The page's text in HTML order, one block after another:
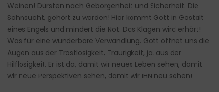
Weinen! Dürsten nach Geborgenheit und Sicherheit. Die
Sehnsucht, gehört zu werden! Hier kommt Gott in Gestalt
eines Engels und mindert die Not. Das Klagen wird erhört!
Was für eine wunderbare Verwandlung. Gott öffnet uns die
Augen aus der Trostlosigkeit, Traurigkeit, ja, aus der
Hilflosigkeit. Er ist da, damit wir neues Leben sehen, damit
wir neue Perspektiven sehen, damit wir IHN neu sehen!